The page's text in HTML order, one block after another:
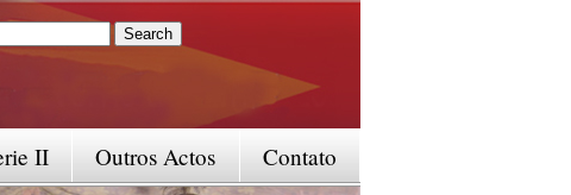
form
Contato
Outros Actos
II